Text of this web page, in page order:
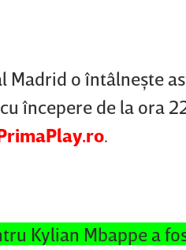
Madrid o întâlneşte
începere de la ora
.
Kylian Mbappe a